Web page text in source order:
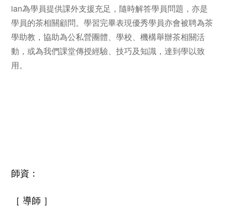
ian為學員提供課外支援充足，隨時解答學員問題，亦是
學員的茶相關顧問。學習完畢表現優秀學員亦會被聘為茶
學助教，協助為公私營團體、學校、機構舉辦茶相關活
動，或為我們課堂傳授經驗、技巧及知識，達到學以致
用。
師資：
［ 導師 ］